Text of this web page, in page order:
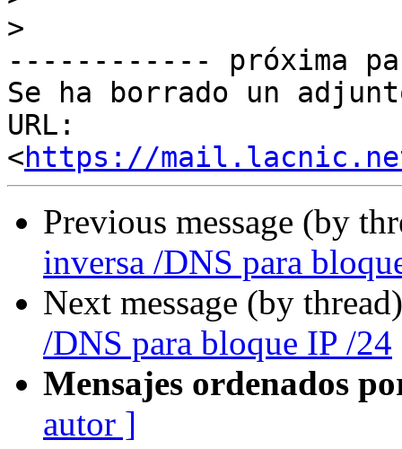
>
------------ próxima
Se ha borrado un
URL:
<https://
Previous message (by
inversa /DNS para
Next message (by
/DNS para bloque IP /24
Mensajes ordenados
autor ]